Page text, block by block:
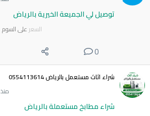
توصيل لي الجميعة الخيرية بالرياض
السعر على السوم
0
شراء اثاث مستعمل بالرياض 0554113614
منذ 4 ساعات
شراء مطابخ مستعملة بالرياض